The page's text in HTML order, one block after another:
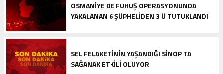
OSMANIYE DE FUHUŞ OPERASYONUNDA
YAKALANAN 6 ŞÜPHELIDEN 3 Ü TUTUKLANDI
SEL FELAKETININ YAŞANDIĞI SINOP TA
SAĞANAK ETKILI OLUYOR